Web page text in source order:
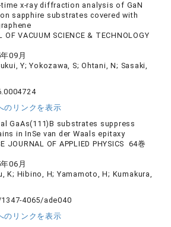
time x-ray diffraction analysis of GaN
sapphire substrates covered with
OF VACUUM SCIENCE & TECHNOLOGY
09月
Y; Yokozawa, S; Ohtani, N; Sasaki,
のリンクを表示
GaAs(111)B substrates suppress
in InSe van der Waals epitaxy
JOURNAL OF APPLIED PHYSICS 64巻
06月
K; Hibino, H; Yamamoto, H; Kumakura,
4065/ade040
のリンクを表示